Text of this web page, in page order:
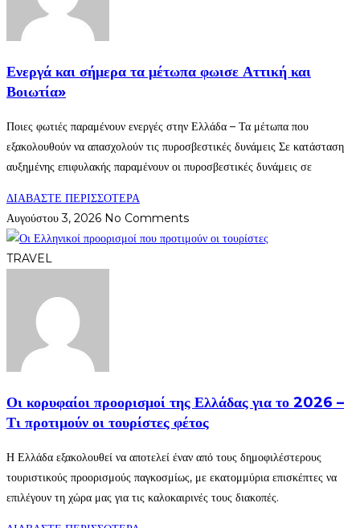
Ενεργά και σήμερα τα μέτωπα φωισε Αττική και
Βοιωτία»
Ποιες φωτιές παραμένουν ενεργές στην Ελλάδα – Τα μέτωπα που
εξακολουθούν να απασχολούν τις πυροσβεστικές δυνάμεις Σε κατάσταση
αυξημένης επιφυλακής παραμένουν οι πυροσβεστικές δυνάμεις σε
ΔΙΑΒΑΣΤΕ ΠΕΡΙΣΣΟΤΕΡΑ
Αυγούστου 3, 2026 No Comments
TRAVEL
Οι κορυφαίοι προορισμοί της Ελλάδας για το 2026 –
Τι προτιμούν οι τουρίστες φέτος
Η Ελλάδα εξακολουθεί να αποτελεί έναν από τους δημοφιλέστερους
τουριστικούς προορισμούς παγκοσμίως, με εκατομμύρια επισκέπτες να
επιλέγουν τη χώρα μας για τις καλοκαιρινές τους διακοπές.